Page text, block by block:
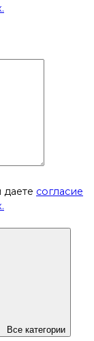
согласие
Все категории